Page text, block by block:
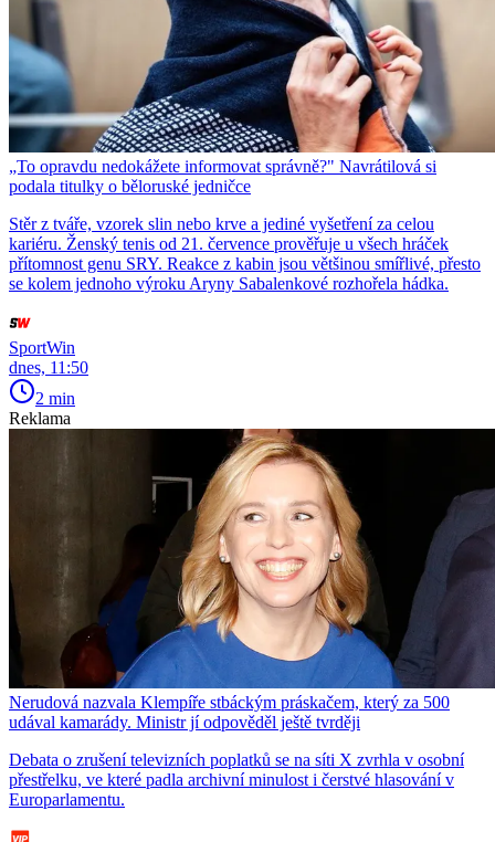
„To opravdu nedokážete informovat správně?" Navrátilová si
podala titulky o běloruské jedničce
Stěr z tváře, vzorek slin nebo krve a jediné vyšetření za celou
kariéru. Ženský tenis od 21. července prověřuje u všech hráček
přítomnost genu SRY. Reakce z kabin jsou většinou smířlivé, přesto
se kolem jednoho výroku Aryny Sabalenkové rozhořela hádka.
SportWin
dnes, 11:50
2 min
Reklama
Nerudová nazvala Klempíře stbáckým práskačem, který za 500
udával kamarády. Ministr jí odpověděl ještě tvrději
Debata o zrušení televizních poplatků se na síti X zvrhla v osobní
přestřelku, ve které padla archivní minulost i čerstvé hlasování v
Europarlamentu.